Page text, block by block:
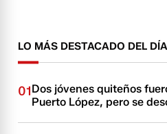
LO MÁS DESTACADO DEL
01Dos jóvenes quiteños
Puerto López, pero se